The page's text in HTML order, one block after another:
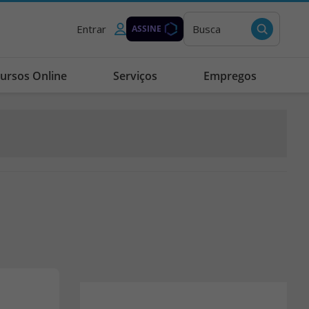
Entrar ASSINE Busca
Online Serviços Empregos